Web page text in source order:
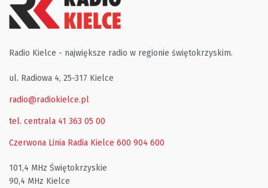
Radio Kielce - największe radio w regionie świętokrzyskim.
ul. Radiowa 4, 25-317 Kielce
radio@radiokielce.pl
tel. centrala 41 363 05 00
Czerwona Linia Radia Kielce 600 904 600
101,4 MHz Świętokrzyskie
90,4 MHz Kielce